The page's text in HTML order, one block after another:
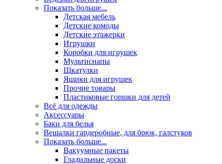
Показать больше...
Детская мебель
Детские комоды
Детские этажерки
Игрушки
Коробки для игрушек
Мультиснапы
Шкатулки
Ящики для игрушек
Прочие товары
Пластиковые горшки для детей
Всё для одежды
Аксессуары
Баки для белья
Вешалки гардеробные, для брюк, галстуков
Показать больше...
Вакуумные пакеты
Гладильные доски